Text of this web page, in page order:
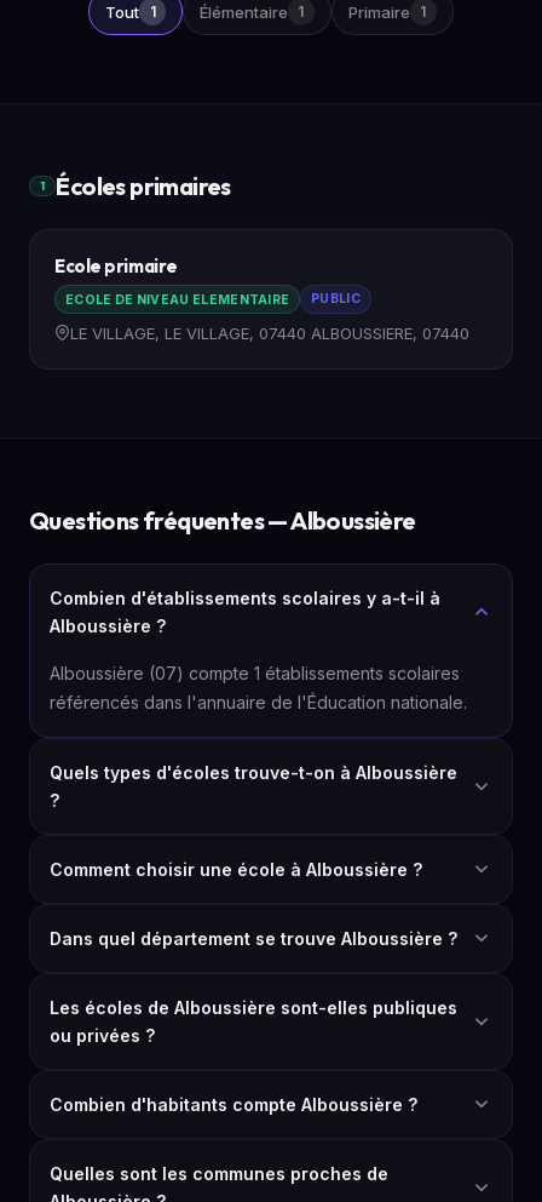
Tout 1 Élémentaire 1 Primaire 1
1 Écoles primaires
Ecole primaire
ECOLE DE NIVEAU ELEMENTAIRE PUBLIC
LE VILLAGE, LE VILLAGE, 07440 ALBOUSSIERE, 07440
Questions fréquentes — Alboussière
Combien d'établissements scolaires y a-t-il à
Alboussière ?
Alboussière (07) compte 1 établissements scolaires
référencés dans l'annuaire de l'Éducation nationale.
Quels types d'écoles trouve-t-on à Alboussière
?
Comment choisir une école à Alboussière ?
Dans quel département se trouve Alboussière ?
Les écoles de Alboussière sont-elles publiques
ou privées ?
Combien d'habitants compte Alboussière ?
Quelles sont les communes proches de